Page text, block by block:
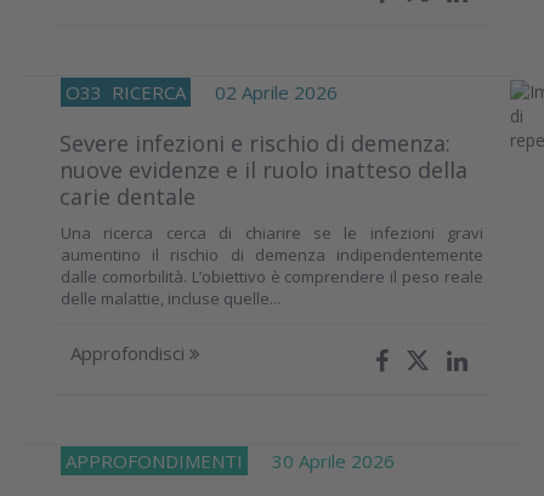
O33 RICERCA 02 Aprile 2026
Severe infezioni e rischio di demenza:
nuove evidenze e il ruolo inatteso della
carie dentale
Una ricerca cerca di chiarire se le infezioni gravi
aumentino il rischio di demenza indipendentemente
dalle comorbilità. L’obiettivo è comprendere il peso reale
delle malattie, incluse quelle...
Approfondisci
APPROFONDIMENTI 30 Aprile 2026